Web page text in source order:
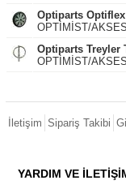
Optiparts
OPTİMİST/
Optiparts Treyler
OPTİMİST/
İletişim Sipariş Takibi
YARDIM VE